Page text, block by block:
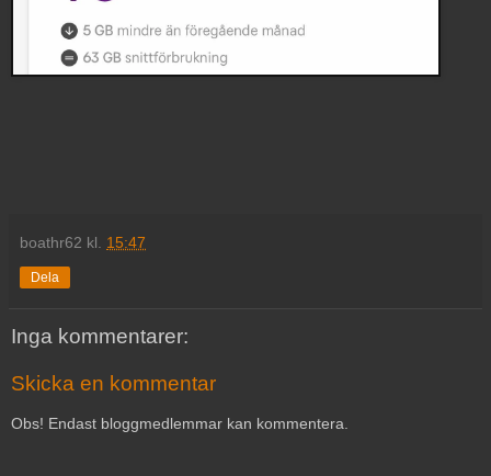
boathr62 kl. 15:47
Dela
Inga kommentarer:
Skicka en kommentar
Obs! Endast bloggmedlemmar kan kommentera.